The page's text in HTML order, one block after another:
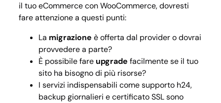
il tuo eCommerce con WooCommerce, dovresti
fare attenzione a questi punti:
La migrazione è offerta dal provider o dovrai
provvedere a parte?
È possibile fare upgrade facilmente se il tuo
sito ha bisogno di più risorse?
I servizi indispensabili come supporto h24,
backup giornalieri e certificato SSL sono